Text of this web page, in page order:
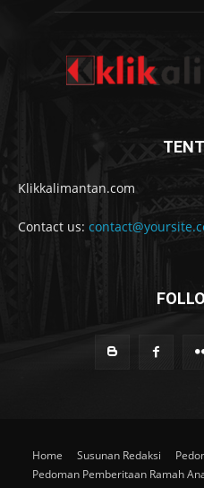
Klikkalimantan.com
Contact us:
Home Susunan Redaksi
Pedoman Pemberitaan Ramah